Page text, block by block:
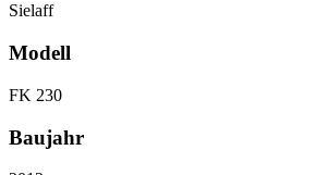
Sielaff
Modell
FK 230
Baujahr